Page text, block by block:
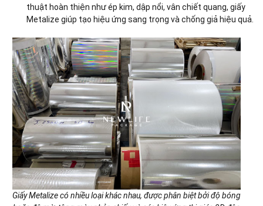
thuật hoàn thiện như ép kim, dập nổi, vân chiết quang, giấy
Metalize giúp tạo hiệu ứng sang trọng và chống giả hiệu quả.
Giấy Metalize có nhiều loại khác nhau, được phân biệt bởi độ bóng